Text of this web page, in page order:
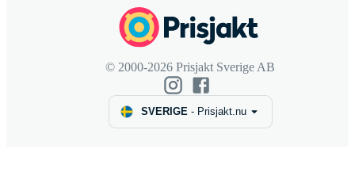
© 2000-2026 Prisjakt Sverige AB
SVERIGE- Prisjakt.nu